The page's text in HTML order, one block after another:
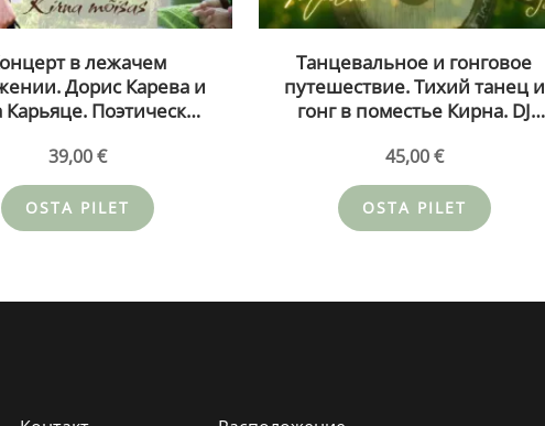
в лежачем
Дорис Карева и
Поэтическое
прогулка
леса» 19.08.26
39,00€
OSTA PILET
Танцевальное и гонговое
путешествие. Тихий танец и
гонг в поместье Кирна. DJ
9.08.26
45,00€
OSTA PILET